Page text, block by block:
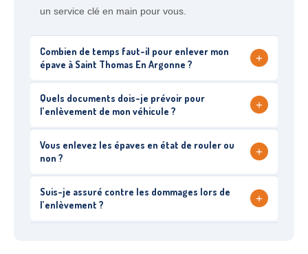
un service clé en main pour vous.
Combien de temps faut-il pour enlever mon
épave à Saint Thomas En Argonne ?
+
Quels documents dois-je prévoir pour
l’enlèvement de mon véhicule ?
+
Vous enlevez les épaves en état de rouler ou
non ?
+
Suis-je assuré contre les dommages lors de
l’enlèvement ?
+